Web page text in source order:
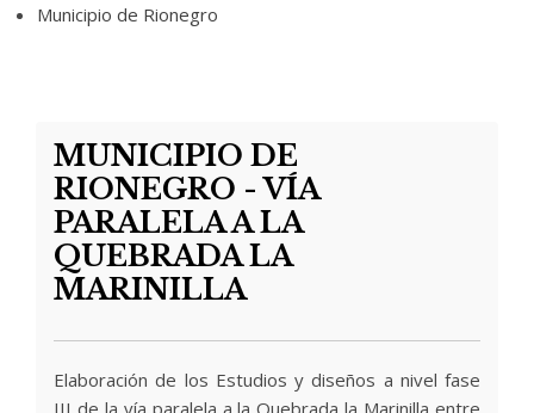
Municipio de Rionegro
MUNICIPIO DE
RIONEGRO - VÍA
PARALELA A LA
QUEBRADA LA
MARINILLA
Elaboración de los Estudios y diseños a nivel fase